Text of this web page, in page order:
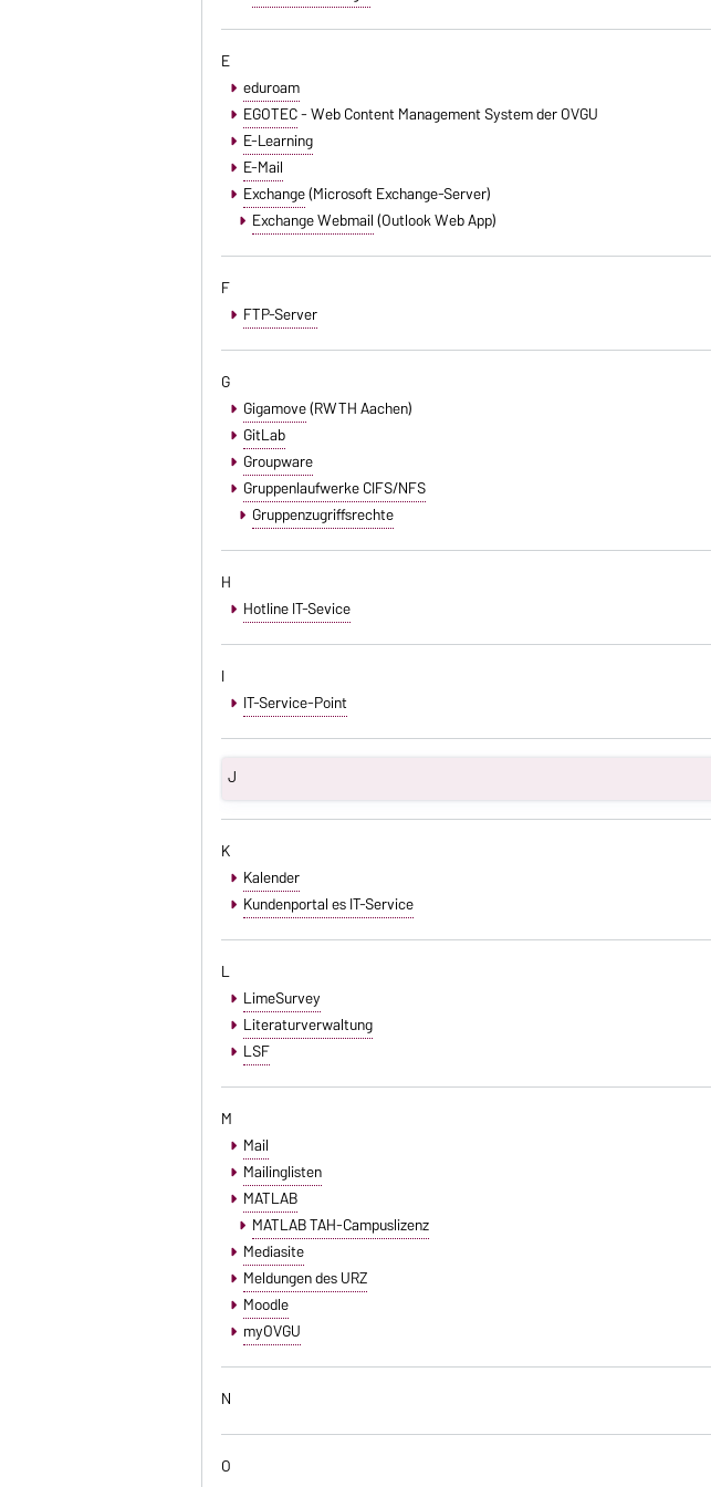
E
eduroam
EGOTEC- Web Content Management System der OVGU
E-Learning
E-Mail
Exchange(Microsoft Exchange-Server)
Exchange Webmail(Outlook Web App)
F
FTP-Server
G
Gigamove(RWTH Aachen)
GitLab
Groupware
Gruppenlaufwerke CIFS/NFS
Gruppenzugriffsrechte
H
Hotline IT-Sevice
I
IT-Service-Point
J
K
Kalender
Kundenportal es IT-Service
L
LimeSurvey
Literaturverwaltung
LSF
M
Mail
Mailinglisten
MATLAB
MATLAB TAH-Campuslizenz
Mediasite
Meldungen des URZ
Moodle
myOVGU
N
O